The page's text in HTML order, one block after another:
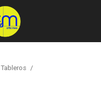
Tableros